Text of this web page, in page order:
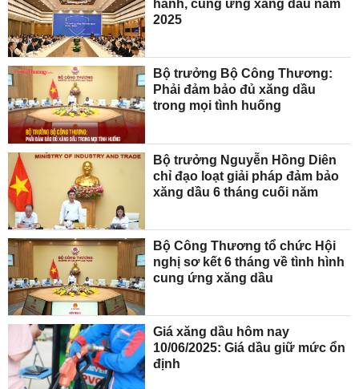
hành, cung ứng xăng dầu năm
2025
Bộ trưởng Bộ Công Thương:
Phải đảm bảo đủ xăng dầu
trong mọi tình huống
Bộ trưởng Nguyễn Hồng Diên
chỉ đạo loạt giải pháp đảm bảo
xăng dầu 6 tháng cuối năm
Bộ Công Thương tổ chức Hội
nghị sơ kết 6 tháng về tình hình
cung ứng xăng dầu
Giá xăng dầu hôm nay
10/06/2025: Giá dầu giữ mức ổn
định